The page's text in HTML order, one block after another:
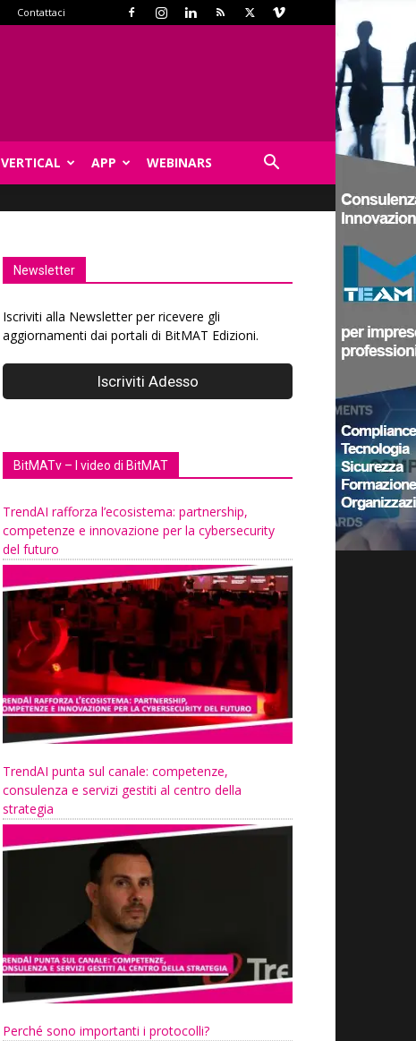
Contattaci
VERTICAL APP WEBINARS
Newsletter
Iscriviti alla Newsletter per ricevere gli
aggiornamenti dai portali di BitMAT Edizioni.
BitMATv – I video di BitMAT
TrendAI rafforza l’ecosistema: partnership,
competenze e innovazione per la cybersecurity
del futuro
TrendAI punta sul canale: competenze,
consulenza e servizi gestiti al centro della
strategia
Perché sono importanti i protocolli?